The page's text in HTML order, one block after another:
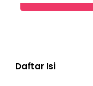
Daftar Isi